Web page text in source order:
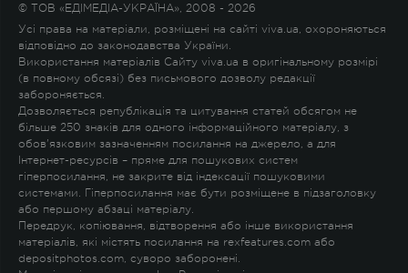
© ТОВ «ЕДІМЕДІА-УКРАЇНА», 2008 - 2026
Усі права на матеріали, розміщені на сайті viva.ua, охороняються
відповідно до законодавства України.
Використання матеріалів Сайту viva.ua в оригінальному розмірі
(в повному обсязі) без письмового дозволу редакції
забороняється.
Дозволяється републікація та цитування статей обсягом не
більше 250 знаків для одного інформаційного матеріалу, з
обов'язковим зазначенням посилання на джерело, а для
Інтернет-ресурсів – пряме для пошукових систем
гіперпосилання, не закрите від індексації пошуковими
системами. Гіперпосилання має бути розміщене в підзаголовку
або першому абзаці матеріалу.
Передрук, копіювання, відтворення або інше використання
матеріалів, які містять посилання на rexfeatures.com або
depositphotos.com, суворо заборонені.